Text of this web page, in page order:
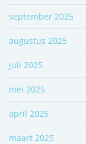
september 2025
augustus 2025
juli 2025
mei 2025
april 2025
maart 2025